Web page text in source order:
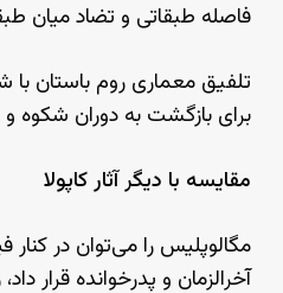
فاصله طبقاتی و تضاد میان
تلفیق معماری روم باستان با
برای بازگشت به دوران
مقایسه با دیگر آثار کاپولا
مگالوپلیس را می‌توان در کنار
آخرالزمان و پدرخوانده قرار